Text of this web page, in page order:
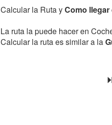
Calcular la Ruta yComo
La ruta la puede hacer en
Calcular la ruta es similar a la